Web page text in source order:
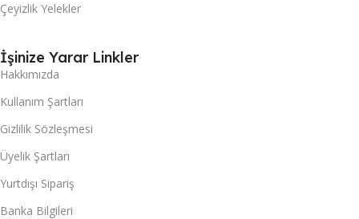
Çeyizlik Yelekler
İşinize Yarar Linkler
Hakkımızda
Kullanım Şartları
Gizlilik Sözleşmesi
Üyelik Şartları
Yurtdışı Sipariş
Banka Bilgileri